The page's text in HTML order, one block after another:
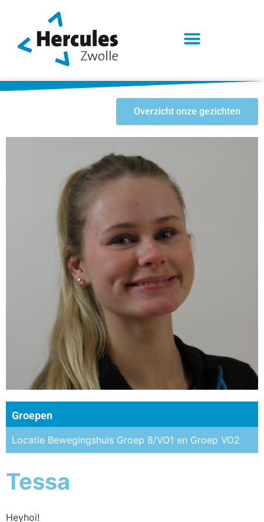
Overzicht onze gezichten
Groepen
Locatie Bewegingshuis Groep 8/VO1 en Groep VO2
Tessa
Heyhoi!